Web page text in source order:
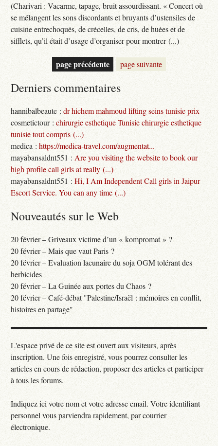
(Charivari : Vacarme, tapage, bruit assourdissant. « Concert où
se mélangent les sons discordants et bruyants d’ustensiles de
cuisine entrechoqués, de crécelles, de cris, de huées et de
sifflets, qu’il était d’usage d’organiser pour montrer (...)
page précédente page suivante
Derniers commentaires
hannibalbeaute :dr hichem mahmoud lifting seins tunisie prix
cosmetictour :chirurgie esthetique Tunisie chirurgie esthetique
tunisie tout compris (...)
medica :https://medica-travel.com/augmentat...
mayabansaldnt551 :Are you visiting the website to book our
high profile call girls at really (...)
mayabansaldnt551 :Hi, I Am Independent Call girls in Jaipur
Escort Service. You can any time (...)
Nouveautés sur le Web
20 février – Griveaux victime d’un « kompromat » ?
20 février – Mais que vaut Paris ?
20 février – Evaluation lacunaire du soja OGM tolérant des
herbicides
20 février – La Guinée aux portes du Chaos ?
20 février – Café-débat "Palestine/Israël : mémoires en conflit,
histoires en partage"
L'espace privé de ce site est ouvert aux visiteurs, après
inscription. Une fois enregistré, vous pourrez consulter les
articles en cours de rédaction, proposer des articles et participer
à tous les forums.
Indiquez ici votre nom et votre adresse email. Votre identifiant
personnel vous parviendra rapidement, par courrier
électronique.